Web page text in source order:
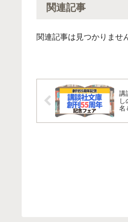
関連記事
関連記事は見つかりませ
講
し
名